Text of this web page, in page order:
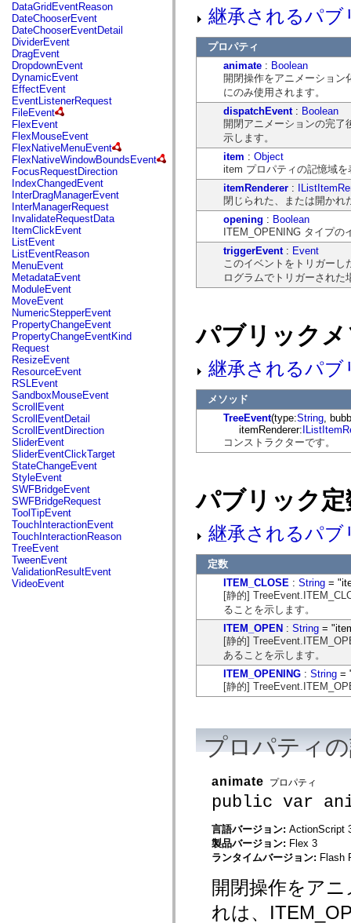
flash.accessibility
flash.concurrent
flash.crypto
flash.data
flash.desktop
flash.display
flash.display3D
flash.display3D.textures
flash.errors
flash.events
flash.external
flash.filesystem
flash.filters
flash.geom
flash.globalization
flash.html
flash.media
flash.net
flash.net.dns
flash.net.drm
flash.notifications
flash.permissions
flash.printing
flash.profiler
flash.sampler
flash.security
flash.sensors
flash.system
flash.text
flash.text.engine
flash.text.ime
flash.ui
flash.utils
flash.xml
flashx.textLayout
flashx.textLayout.compose
flashx.textLayout.container
flashx.textLayout.conversion
flashx.textLayout.edit
flashx.textLayout.elements
flashx.textLayout.events
flashx.textLayout.factory
flashx.textLayout.formats
flashx.textLayout.operations
flashx.textLayout.utils
flashx.undo
mx.accessibility
mx.automation
mx.automation.air
mx.automation.delegates
mx.automation.delegates.controls.dataGridClasses
mx.automation.delegates.controls.fileSystemClasses
DataGridEventReason
DateChooserEvent
DateChooserEventDetail
DividerEvent
DragEvent
DropdownEvent
DynamicEvent
EffectEvent
EventListenerRequest
FileEvent
FlexEvent
FlexMouseEvent
FlexNativeMenuEvent
FlexNativeWindowBoundsEvent
FocusRequestDirection
IndexChangedEvent
InterDragManagerEvent
InterManagerRequest
InvalidateRequestData
ItemClickEvent
ListEvent
ListEventReason
MenuEvent
MetadataEvent
ModuleEvent
MoveEvent
NumericStepperEvent
PropertyChangeEvent
PropertyChangeEventKind
Request
ResizeEvent
ResourceEvent
RSLEvent
SandboxMouseEvent
ScrollEvent
ScrollEventDetail
ScrollEventDirection
SliderEvent
SliderEventClickTarget
StateChangeEvent
StyleEvent
SWFBridgeEvent
SWFBridgeRequest
ToolTipEvent
TouchInteractionEvent
TouchInteractionReason
TreeEvent
TweenEvent
ValidationResultEvent
VideoEvent
継承されるパ
プロパティ
animate : Boolean
開閉操作をアニメーション
にのみ使用されます。
dispatchEvent : Boolean
開閉アニメーションの完了
示します。
item : Object
item プロパティの記憶域を
itemRenderer :
閉じられた、または開かれ
opening : Boolean
ITEM_OPENING タイプの
triggerEvent : Event
このイベントをトリガー
ログラムでトリガーされた
パブリック
継承されるパ
メソッド
TreeEvent(type:String ,
itemRenderer:
コンストラクターです。
パブリック定
継承されるパブ
定数
ITEM_CLOSE : String =
[静的]
ることを示します。
ITEM_OPEN : String =
[静的]
あることを示します。
ITEM_OPENING : String =
[静的]
プロパティ
animate プロパティ
public var
言語バージョン: ActionScript
製品バージョン: Flex 3
ランタイムバージョン: Flash
開閉操作をア
れは、